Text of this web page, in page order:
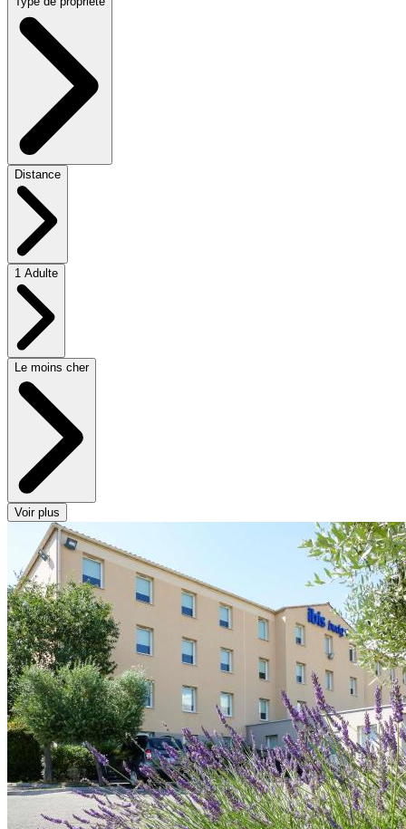
Distance
1 Adulte
Le moins cher
Voir plus